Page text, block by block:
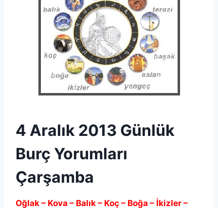
4 Aralık 2013 Günlük
Burç Yorumları
Çarşamba
Oğlak – Kova – Balık – Koç – Boğa – İkizler –